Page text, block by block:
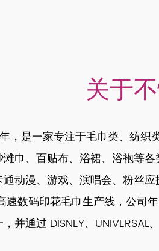
关于
，是一家专注于毛巾类、纺织
巾、百贴布、浴裙、浴袍等
动漫、游戏、演唱会、粉丝应
数码印花毛巾生产线，公
通过 DISNEY、UNIVERSAL